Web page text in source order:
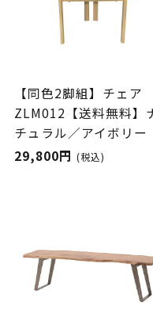
【同色2脚組】チェア
ZLM012【送料無料】
チュラル／アイボリー
29,800円 (税込)